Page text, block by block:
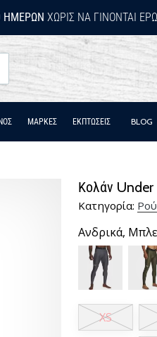
ΗΜΕΡΏΝ ΧΩΡΊΣ ΝΑ ΓΊΝΟΝΤΑΙ
ΜΑΡΚΕΣ ΕΚΠΤΩΣΕΙΣ BLOG
Κολάν
Κατηγορία:
Ανδρικά, Μπλε
XS